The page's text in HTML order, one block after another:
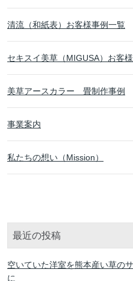
清流（和紙表）お客様事例一覧
セキスイ美草（MIGUSA）お客
美草アースカラー 畳制作事例
事業案内
私たちの想い（Mission）
最近の投稿
空いていた洋室を熊本産い草の
に